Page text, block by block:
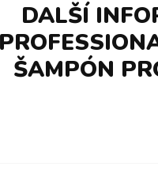
DALŠÍ
ŠAMPÓN